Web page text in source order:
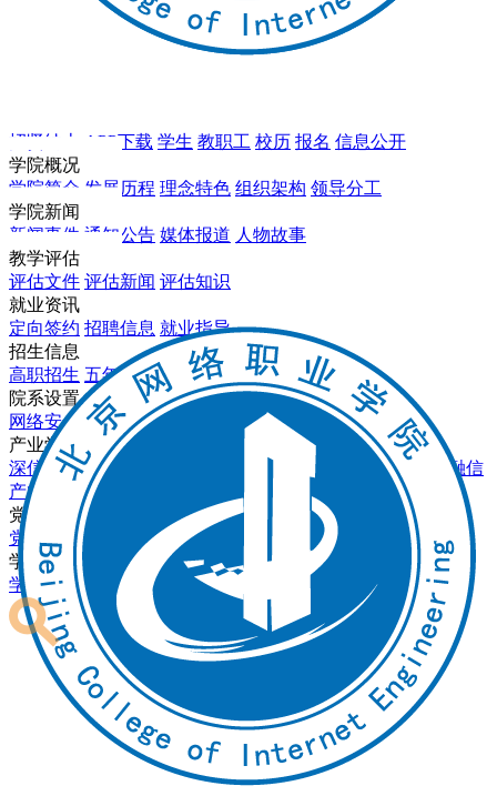
招贤纳士 APP下载 学生 教职工 校历 报名 信息公开
学院概况
学院简介 发展历程 理念特色 组织架构 领导分工
学院新闻
新闻事件 通知公告 媒体报道 人物故事
教学评估
评估文件 评估新闻 评估知识
就业资讯
定向签约 招聘信息 就业指导
招生信息
高职招生 五年一贯制 中职教育3+2
报名录取
院系设置
网络安全系 软件工程系 数字影视系
基础教育部
产业学院
深信服产业学院
东方国信产业学院
天融信
产业学院
数字影视亿和产业学院
党团建设
党建动态
理论聚焦
学生中心
学习下载 校友会 校友红人榜 社团活动